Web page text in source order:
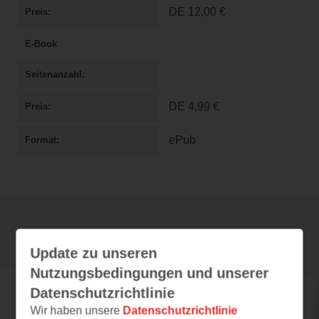
Preis DE 12,00 €
E-Book
Seitenanzahl
Preis DE 4,99 €
Format ePub
bookworld_germany
Update zu unseren
Nutzungsbedingungen und unserer
Datenschutzrichtlinie
Wir haben unsere Datenschutzrichtlinie